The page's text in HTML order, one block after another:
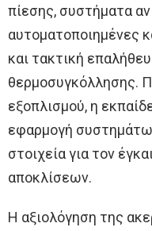
πίεσης, συστήματα
αυτοματοποιημένες
και τακτική
θερμοσυγκόλλησης.
εξοπλισμού, η
εφαρμογή
στοιχεία για τον
αποκλίσεων.
Η αξιολόγηση της